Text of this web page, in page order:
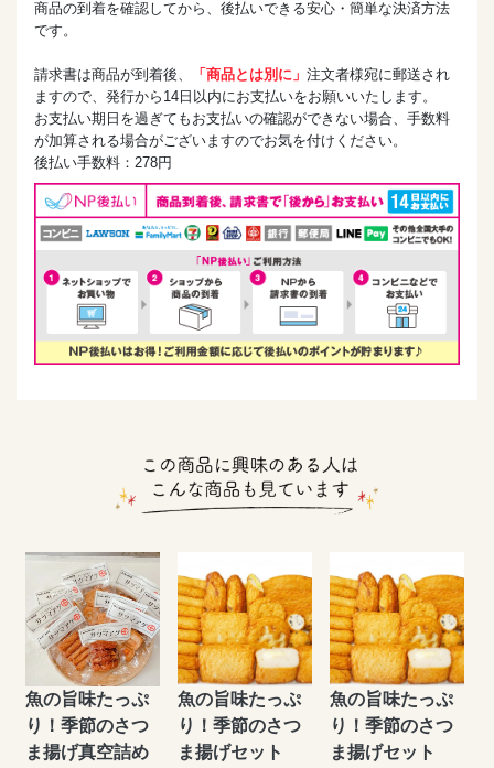
商品の到着を確認してから、後払いできる安心・簡単な決済方法
です。
請求書は商品が到着後、 「商品とは別に」 注文者様宛に郵送され
ますので、発行から14日以内にお支払いをお願いいたします。
お支払い期日を過ぎてもお支払いの確認ができない場合、手数料
が加算される場合がございますのでお気を付けください。
後払い手数料：278円
魚の旨味たっぷ
り！季節のさつ
ま揚げ真空詰め
魚の旨味たっぷ
り！季節のさつ
ま揚げセット
魚の旨味たっぷ
り！季節のさつ
ま揚げセット